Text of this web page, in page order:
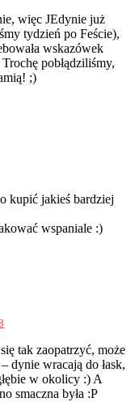
więc JEdynie już
tydzień po Feście),
wskazówek
pobłądziliśmy,
;)
kupić jakieś bardziej
wspaniale :)
tak zaopatrzyć, może
dynie wracają do łask,
w okolicy :) A
smaczna była :P